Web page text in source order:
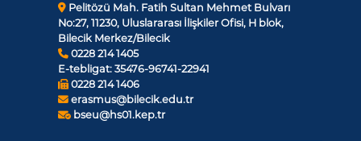
Pelitözü Mah. Fatih Sultan Mehmet Bulvarı
No:27, 11230, Uluslararası İlişkiler Ofisi, H blok,
Bilecik Merkez/Bilecik
0228 214 1405
E-tebligat: 35476-96741-22941
0228 214 1406
erasmus@bilecik.edu.tr
bseu@hs01.kep.tr